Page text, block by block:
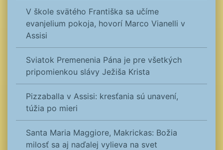
V škole svätého Františka sa učíme
evanjelium pokoja, hovorí Marco Vianelli v
Assisi
Sviatok Premenenia Pána je pre všetkých
pripomienkou slávy Ježiša Krista
Pizzaballa v Assisi: kresťania sú unavení,
túžia po mieri
Santa Maria Maggiore, Makrickas: Božia
milosť sa aj naďalej vylieva na svet